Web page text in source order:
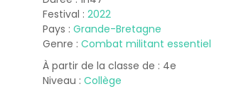
Festival : 2022
Pays : Grande-Bretagne
Genre : Combat militant essentiel
À partir de la classe de : 4e
Niveau : Collège